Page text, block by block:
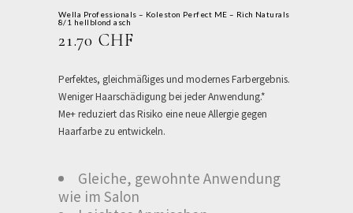
Wella Professionals – Koleston Perfect ME – Rich Naturals
8/1 hellblond asch
21.70 CHF
Perfektes, gleichmäßiges und modernes Farbergebnis.
Weniger Haarschädigung bei jeder Anwendung.*
Me+ reduziert das Risiko eine neue Allergie gegen
Haarfarbe zu entwickeln.
Gleiche, gewohnte Anwendung
wie im Salon